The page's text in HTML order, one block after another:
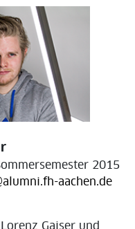
2015
aachen.de
Gaiser und